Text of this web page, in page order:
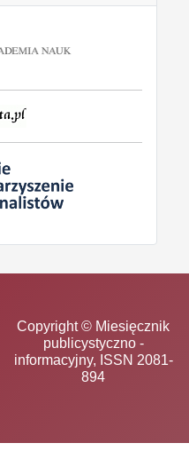
Copyright © Miesięcznik
publicystyczno -
informacyjny, ISSN 2081-
894